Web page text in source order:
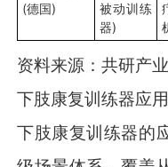
(德国)
被动训练
器)
资料来源：共研产
下肢康复训练器应
下肢康复训练器的